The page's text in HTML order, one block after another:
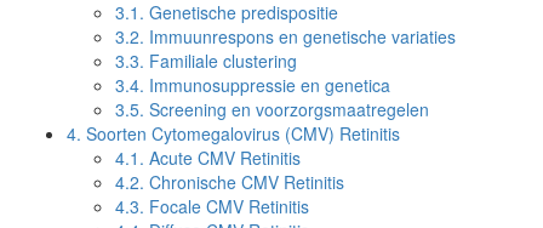
3.1. Genetische predispositie
3.2. Immuunrespons en genetische variaties
3.3. Familiale clustering
3.4. Immunosuppressie en genetica
3.5. Screening en voorzorgsmaatregelen
4. Soorten Cytomegalovirus (CMV) Retinitis
4.1. Acute CMV Retinitis
4.2. Chronische CMV Retinitis
4.3. Focale CMV Retinitis